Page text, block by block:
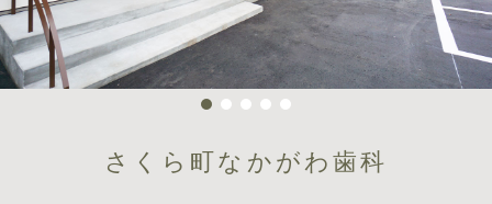
さくら町なかがわ歯科